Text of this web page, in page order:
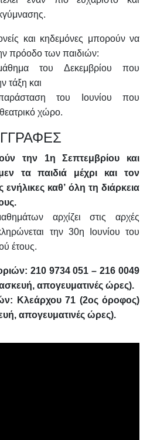
και κηδεμόνες μπορούν να
πρόοδο των παιδιών:
του Δεκεμβρίου που
τάξη και
του Ιουνίου που
χώρο.
την 1η Σεπτεμβρίου και
τα παιδιά μέχρι και τον
ενήλικες καθ’ όλη τη διάρκεια
αρχίζει στις αρχές
την 30η Ιουνίου του
έτους.
210 9734 051 – 216 0049
απογευματινές ώρες).
Κλεάρχου 71 (2ος όροφος)
απογευματινές ώρες).